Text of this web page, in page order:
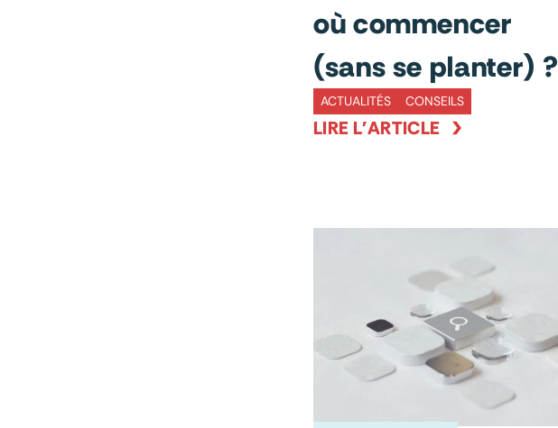
où commencer
(sans se planter) ?
ACTUALITÉS CONSEILS
LIRE L'ARTICLE